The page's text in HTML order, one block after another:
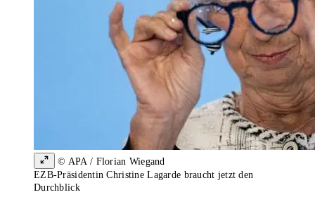
© APA / Florian Wiegand
EZB-Präsidentin Christine Lagarde braucht jetzt den
Durchblick